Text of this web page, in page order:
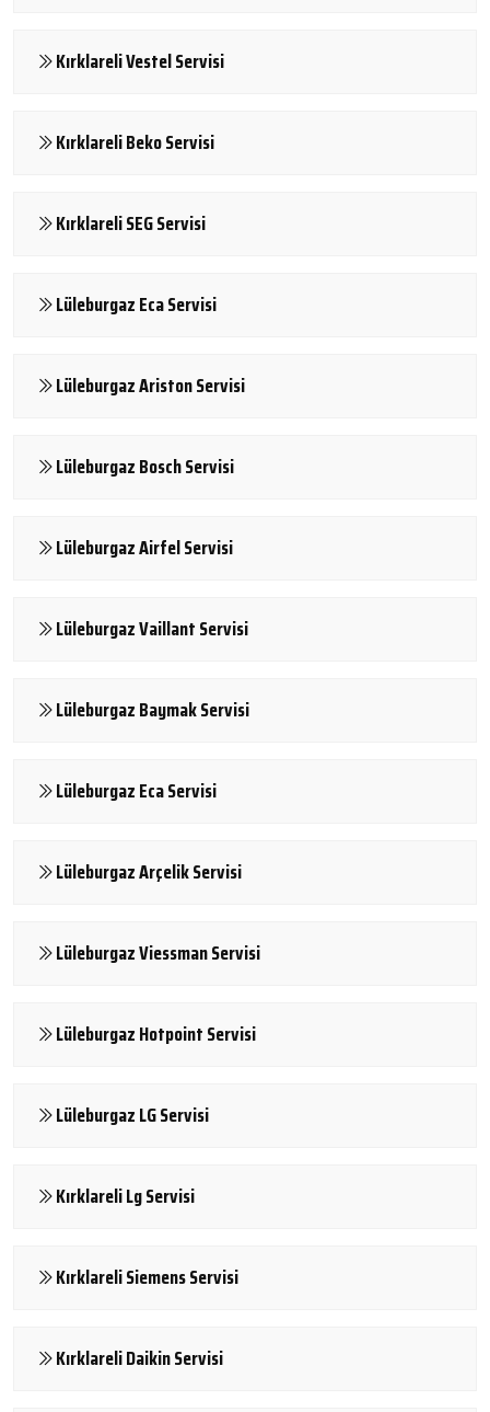
Kırklareli Vestel Servisi
Kırklareli Beko Servisi
Kırklareli SEG Servisi
Lüleburgaz Eca Servisi
Lüleburgaz Ariston Servisi
Lüleburgaz Bosch Servisi
Lüleburgaz Airfel Servisi
Lüleburgaz Vaillant Servisi
Lüleburgaz Baymak Servisi
Lüleburgaz Eca Servisi
Lüleburgaz Arçelik Servisi
Lüleburgaz Viessman Servisi
Lüleburgaz Hotpoint Servisi
Lüleburgaz LG Servisi
Kırklareli Lg Servisi
Kırklareli Siemens Servisi
Kırklareli Daikin Servisi